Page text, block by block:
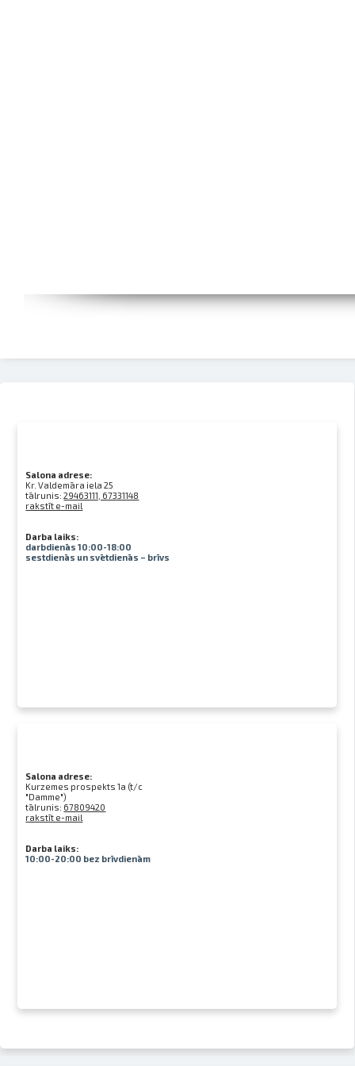
Salona adrese:
Kr. Valdemāra iela 25
tālrunis:29463111, 67331148
rakstīt e-mail
Darba laiks:
darbdienās 10:00-18:00
sestdienās un svētdienās – brīvs
Salona adrese:
Kurzemes prospekts 1a (t/c
"Damme")
tālrunis: 67809420
rakstīt e-mail
Darba laiks:
10:00-20:00 bez brīvdienām